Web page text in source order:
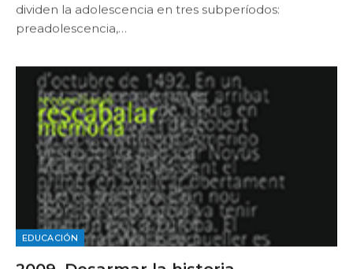
dividen la adolescencia en tres subperíodos:
preadolescencia,…
EDUCACIÓN